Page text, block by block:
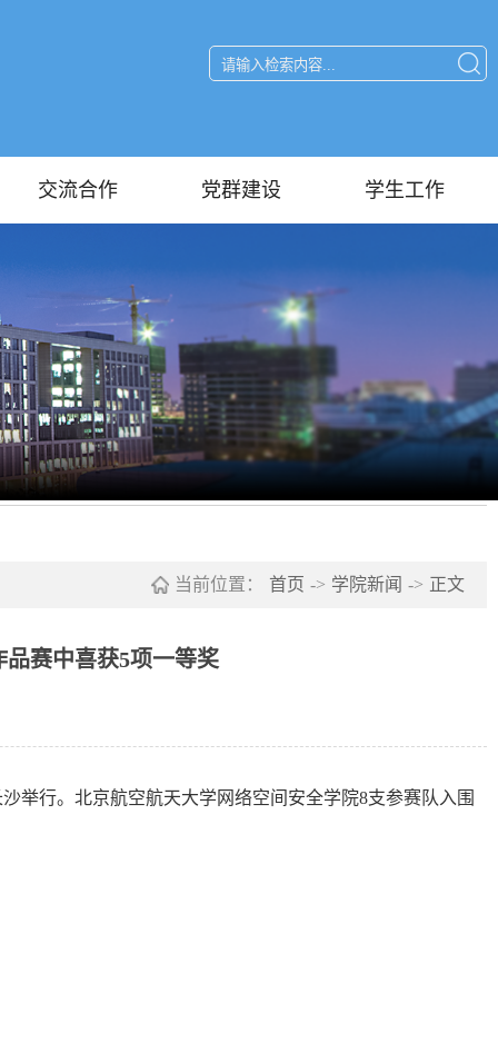
交流合作 党群建设 学生工作
当前位置： 首页 -> 学院新闻 -> 正文
赛中喜获5项一等奖
举行。北京航空航天大学网络空间安全学院8支参赛队入围